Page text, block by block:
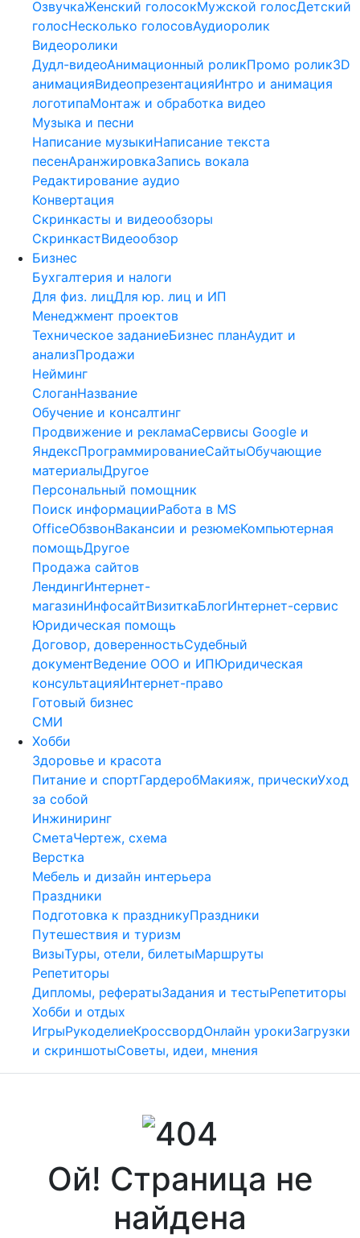
ОзвучкаЖенский голосокМужской голосДетский
голосНесколько голосовАудиоролик
Видеоролики
Дудл-видеоАнимационный роликПромо ролик3D
анимацияВидеопрезентацияИнтро и анимация
логотипаМонтаж и обработка видео
Музыка и песни
Написание музыкиНаписание текста
песенАранжировкаЗапись вокала
Редактирование аудио
Конвертация
Скринкасты и видеообзоры
СкринкастВидеообзор
Бизнес
Бухгалтерия и налоги
Для физ. лицДля юр. лиц и ИП
Менеджмент проектов
Техническое заданиеБизнес планАудит и
анализПродажи
Нейминг
СлоганНазвание
Обучение и консалтинг
Продвижение и рекламаСервисы Google и
ЯндексПрограммированиеСайтыОбучающие
материалыДругое
Персональный помощник
Поиск информацииРабота в MS
OfficeОбзвонВакансии и резюмеКомпьютерная
помощьДругое
Продажа сайтов
ЛендингИнтернет-
магазинИнфосайтВизиткаБлогИнтернет-сервис
Юридическая помощь
Договор, доверенностьСудебный
документВедение ООО и ИПЮридическая
консультацияИнтернет-право
Готовый бизнес
СМИ
Хобби
Здоровье и красота
Питание и спортГардеробМакияж, прическиУход
за собой
Инжиниринг
СметаЧертеж, схема
Верстка
Мебель и дизайн интерьера
Праздники
Подготовка к праздникуПраздники
Путешествия и туризм
ВизыТуры, отели, билетыМаршруты
Репетиторы
Дипломы, рефератыЗадания и тестыРепетиторы
Хобби и отдых
ИгрыРукоделиеКроссвордОнлайн урокиЗагрузки
и скриншотыСоветы, идеи, мнения
Ой! Страница не
найдена